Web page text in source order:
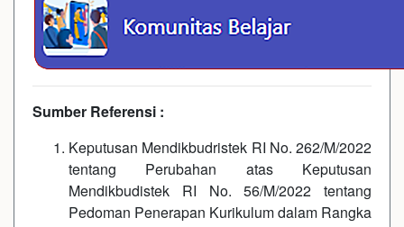
Sumber Referensi :
Keputusan Mendikbudristek RI No. 262/M/2022
tentang Perubahan atas Keputusan
Mendikbudistek RI No. 56/M/2022 tentang
Pedoman Penerapan Kurikulum dalam Rangka